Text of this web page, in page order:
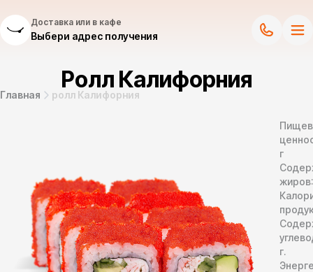
Доставка или в кафе
Выбери адрес получения
Ролл Калифорния
Главная ролл Калифорния
г
г.